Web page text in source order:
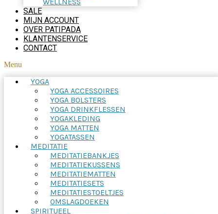
SALE
MIJN ACCOUNT
OVER PATIPADA
KLANTENSERVICE
CONTACT
Menu
YOGA
YOGA ACCESSOIRES
YOGA BOLSTERS
YOGA DRINKFLESSEN
YOGAKLEDING
YOGA MATTEN
YOGATASSEN
MEDITATIE
MEDITATIEBANKJES
MEDITATIEKUSSENS
MEDITATIEMATTEN
MEDITATIESETS
MEDITATIESTOELTJES
OMSLAGDOEKEN
SPIRITUEEL